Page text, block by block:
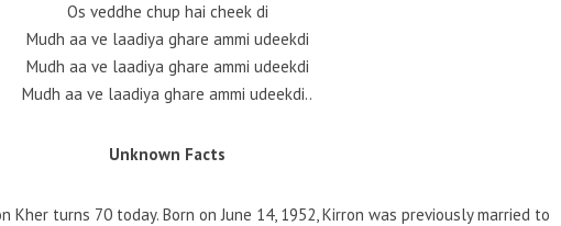
Os veddhe chup hai cheek di
Mudh aa ve laadiya ghare ammi udeekdi
Mudh aa ve laadiya ghare ammi udeekdi
Mudh aa ve laadiya ghare ammi udeekdi..
Unknown Facts
Kher turns 70 today. Born on June 14, 1952, Kirron was previously married to